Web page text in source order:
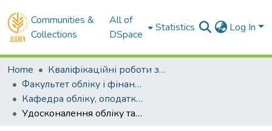
Communities &
Collections
All of
DSpace
Statistics Log In
Home
Кваліфікаційні роботи здобувачів вищої освіти
Факультет обліку і фінансів
Кафедра обліку, оподаткування та управління фінансово-економічною безпекою . Магістри
Удосконалення обліку та контролю товарно-матеріальних цінностей на підприємстві